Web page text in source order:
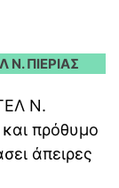
Ν. ΠΙΕΡΙΑΣ
Ν.
και πρόθυμο
άπειρες